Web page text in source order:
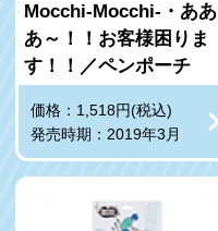
Mocchi-Mocchi-・ああ
あ～！！お客様困りま
す！！／ペンポーチ
価格：1,518円(税込)
発売時期：2019年3月